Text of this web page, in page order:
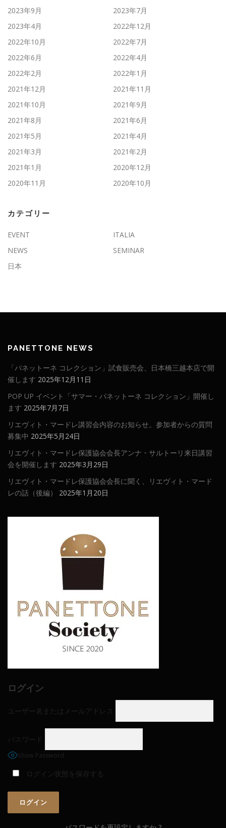
2023年9月
2023年7月
2023年4月
2022年12月
2022年10月
2022年7月
2022年6月
2022年4月
2022年2月
2022年1月
2021年12月
2021年11月
2021年10月
2021年9月
2021年8月
2021年6月
2021年5月
2021年4月
2021年3月
2021年2月
2021年1月
2020年12月
2020年11月
2020年10月
カテゴリー
EVENT
ITALIA
NEWS
SEMINAR
日本
PANETTONE NEWS
「パネットーネ コレクション」試食販売会、日本橋三越本店で開
催します 2025年12月11日
POP UP イベント「サマー・パネットーネ コレクション」開催し
ます 2025年7月7日
リエヴィト・マードレ講習会内容のお知らせ。参加者からの質問
募集中 2025年5月24日
リエヴィト・マードレ保護協会会長アンナ・サルトーリ来日講習
会を開催します 2025年3月29日
リエヴィト・マードレ保護協会会長に聞く、リエヴィト・マード
レの話（後編）
2025年1月20日
ログイン
ユーザー名またはメールアドレス
パスワード
Show Password
ログイン状態を保存する